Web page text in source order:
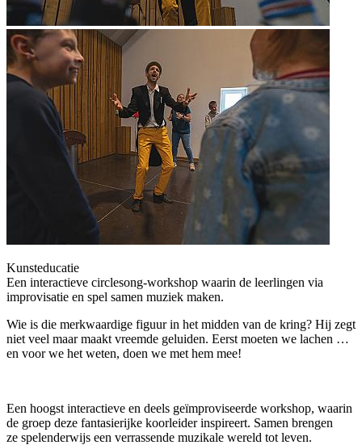
Kunsteducatie
Een interactieve circlesong-workshop waarin de leerlingen via
improvisatie en spel samen muziek maken.
Wie is die merkwaardige figuur in het midden van de kring? Hij zegt
niet veel maar maakt vreemde geluiden. Eerst moeten we lachen …
en voor we het weten, doen we met hem mee!
Een hoogst interactieve en deels geïmproviseerde workshop, waarin
de groep deze fantasierijke koorleider inspireert. Samen brengen
ze spelenderwijs een verrassende muzikale wereld tot leven.